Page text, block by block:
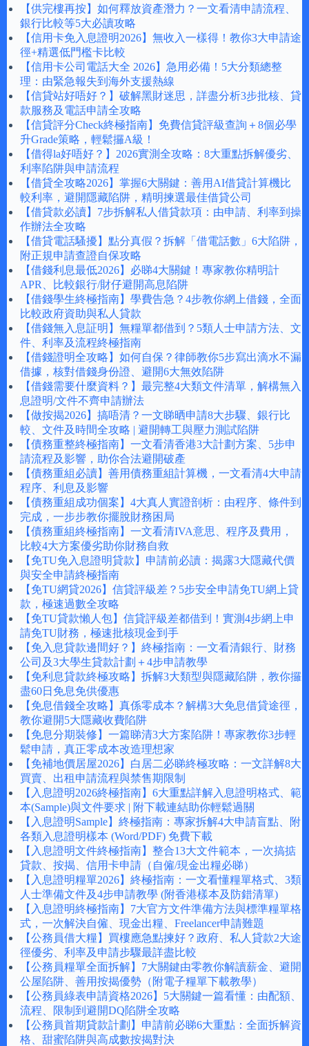
【供完樓再按】如何釋放資產潛力？一文看清申請流程、
銀行比較等5大必讀攻略
【信用卡免入息證明2026】無收入一樣得！教你3大申請途
徑+精選低門檻卡比較
【信用卡公司電話大全 2026】急用必備！5大分類總整
理：由緊急報失到海外支援熱線
【信貸站好唔好？】破解黑財迷思，詳盡分析3步批核、貸
款服務及電話申請全攻略
【信貸評分Check終極指南】免費信貸評級查詢＋8個必學
升Grade策略，輕鬆攞A級！
【借得la好唔好？】2026實測全攻略：8大重點拆解優劣、
利率陷阱與申請流程
【借貸全攻略2026】掌握6大關鍵：善用AI借貸計算機比
較利率，避開隱藏陷阱，精明揀選最佳借貸公司
【借貸款必讀】7步拆解私人借貸款項：由申請、利率到操
作辦法全攻略
【借貸電話騷擾】點分真假？拆解「借電話數」6大陷阱，
附正規申請查證自保攻略
【借錢利息最低2026】必睇4大關鍵！專家教你精明計
APR、比較銀行/財仔避開高息陷阱
【借錢學生終極指南】學費告急？4步教你網上借錢，全面
比較政府資助與私人貸款
【借錢無入息証明】無糧單都借到？5類人士申請方法、文
件、利率及流程終極指南
【借錢證明全攻略】如何自保？律師教你5步寫出滴水不漏
借據，核對借錢身份證、避開6大無效陷阱
【借錢需要什麼資料？】最完整4大類文件清單，解構無入
息證明/文件不齊申請辦法
【做按揭2026】搞唔清？一文睇晒申請8大步驟、銀行比
較、文件及時間全攻略 | 避開轉工與壓力測試陷阱
【債務重整終極指南】一文看清香港3大計劃方案、5步申
請流程及影響，助你合法避開破產
【債務重組必讀】善用債務重組計算機，一文看清4大申請
程序、利息及影響
【債務重組成功個案】4大真人實證剖析：由程序、條件到
完成，一步步教你擺脫財務困局
【債務重組終極指南】一文看清IVA意思、程序及費用，
比較4大方案優劣助你財務自救
【免TU免入息證明貸款】申請前必讀：揭露3大隱藏代價
與安全申請終極指南
【免TU網貸2026】信貸評級差？5步安全申請免TU網上貸
款，極速過數全攻略
【免TU貸款懶人包】信貸評級差都借到！實測4步網上申
請免TU財務，極速批核現金到手
【免入息貸款邊間好？】終極指南：一文看清銀行、財務
公司及3大學生貸款計劃＋4步申請教學
【免利息貸款終極攻略】拆解3大類型與隱藏陷阱，教你攞
盡60日免息免供優惠
【免息借錢全攻略】真係零成本？解構3大免息借貸途徑，
教你避開5大隱藏收費陷阱
【免息分期裝修】一篇睇清3大方案陷阱！專家教你3步輕
鬆申請，真正零成本改造理想家
【免補地價居屋2026】白居二必睇終極攻略：一文詳解8大
買賣、出租申請流程與禁售期限制
【入息證明2026終極指南】6大重點詳解入息證明格式、範
本(Sample)與文件要求 | 附下載連結助你輕鬆過關
【入息證明Sample】終極指南：專家拆解4大申請盲點、附
各類入息證明樣本 (Word/PDF) 免費下載
【入息證明文件終極指南】整合13大文件範本，一次搞掂
貸款、按揭、信用卡申請（自僱/現金出糧必睇）
【入息證明糧單2026】終極指南：一文看懂糧單格式、3類
人士準備文件及4步申請教學 (附香港樣本及防錯清單)
【入息證明終極指南】7大官方文件準備方法與標準糧單格
式，一次解決自僱、現金出糧、Freelancer申請難題
【公務員借大糧】買樓應急點揀好？政府、私人貸款2大途
徑優劣、利率及申請步驟最詳盡比較
【公務員糧單全面拆解】7大關鍵由零教你解讀薪金、避開
公屋陷阱、善用按揭優勢（附電子糧單下載教學）
【公務員綠表申請資格2026】5大關鍵一篇看懂：由配額、
流程、限制到避開DQ陷阱全攻略
【公務員首期貸款計劃】申請前必睇6大重點：全面拆解資
格、甜蜜陷阱與高成數按揭對決